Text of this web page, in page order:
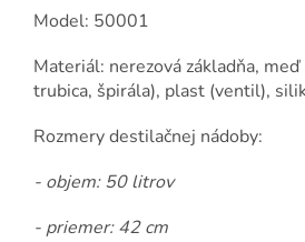
Model: 50001
Materiál: nerezová základňa,
trubica, špirála), plast (ventil),
Rozmery destilačnej nádoby:
- objem: 50 litrov
- priemer: 42 cm